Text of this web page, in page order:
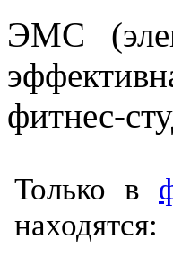
ЭМС
фитнес-
Только в
находятся: